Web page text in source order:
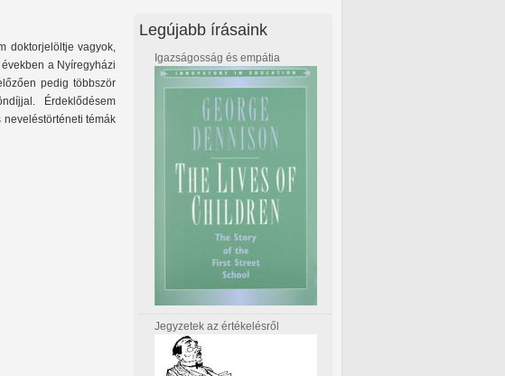
doktorjelöltje vagyok,
a Nyíregyházi
pedig többször
Érdeklődésem
témák
Legújabb írásaink
Igazságosság és empátia
Jegyzetek az értékelésről